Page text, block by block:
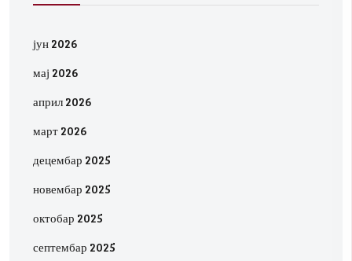
јун 2026
мај 2026
април 2026
март 2026
децембар 2025
новембар 2025
октобар 2025
септембар 2025